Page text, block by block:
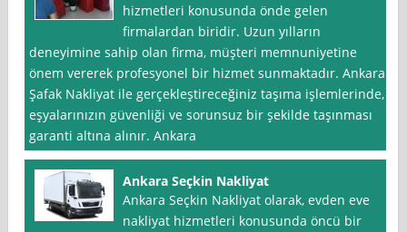
hizmetleri konusunda önde gelen
firmalardan biridir. Uzun yılların
deneyimine sahip olan firma, müşteri memnuniyetine
önem vererek profesyonel bir hizmet sunmaktadır. Ankara
Şafak Nakliyat ile gerçekleştireceğiniz taşıma işlemlerinde,
eşyalarınızın güvenliği ve sorunsuz bir şekilde taşınması
garanti altına alınır. Ankara
Ankara Seçkin Nakliyat
Ankara Seçkin Nakliyat olarak, evden eve
nakliyat hizmetleri konusunda öncü bir